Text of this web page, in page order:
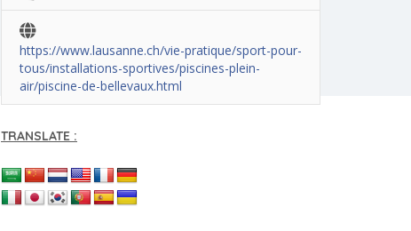
https://www.lausanne.ch/vie-pratique/sport-pour-
tous/installations-sportives/piscines-plein-
air/piscine-de-bellevaux.html
TRANSLATE :